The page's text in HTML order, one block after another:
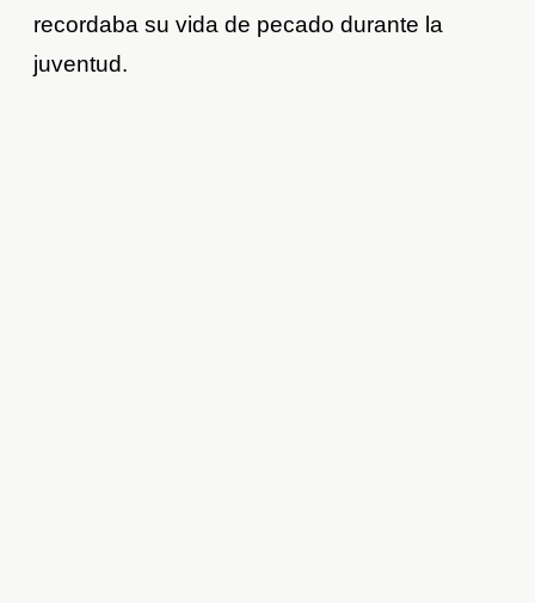
recordaba su vida de pecado durante la
juventud.